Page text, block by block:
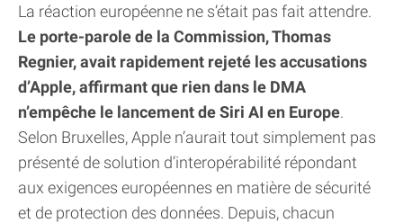
La réaction européenne ne s’était pas fait attendre.
Le porte-parole de la Commission, Thomas
Regnier, avait rapidement rejeté les accusations
d’Apple, affirmant que rien dans le DMA
n’empêche le lancement de Siri AI en Europe.
Selon Bruxelles, Apple n’aurait tout simplement pas
présenté de solution d’interopérabilité répondant
aux exigences européennes en matière de sécurité
et de protection des données. Depuis, chacun